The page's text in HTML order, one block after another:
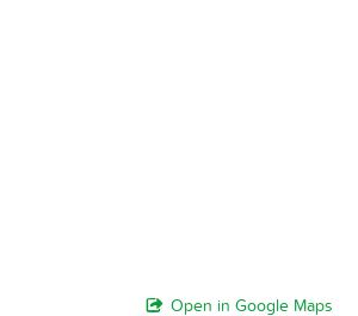
Open in Google Maps